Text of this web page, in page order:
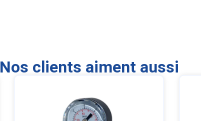
Nos clients aiment aussi